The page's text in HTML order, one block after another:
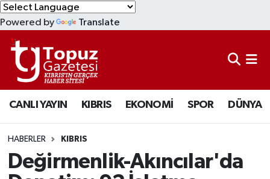
Powered by Translate
CANLI YAYIN KIBRIS EKONOMİ SPOR DÜNYA
HABERLER KIBRIS
Değirmenlik-Akıncılar'da
KIBRIS
DÜNYA
EKONOMİ
MAGAZİN
SAĞLIK
Lefkoşa Nöbetçi Eczaneler
Lefkoşa Hava Durumu
Lefkoşa Trafik Yoğunluk Haritası
Süper Lig Puan Durumu ve Fikstür
Tüm Manşetler